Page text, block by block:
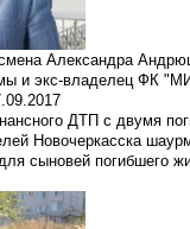
Александра
и экс-владелец ФК
ДТП с двумя
Новочеркасска
сыновей погибшего